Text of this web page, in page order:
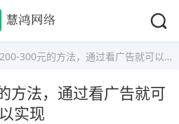
300元的方法，通过看广告就可以实现
方法，通过看广告就可
以实现